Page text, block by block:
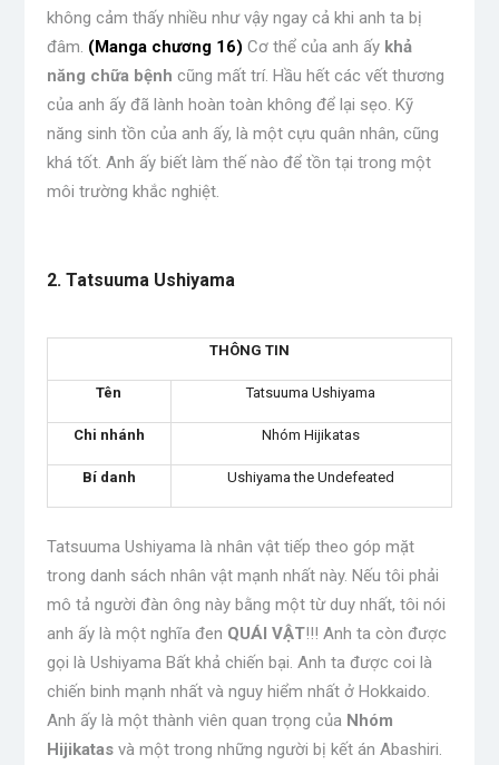
không cảm thấy nhiều như vậy ngay cả khi anh ta bị
đâm. (Manga chương 16) Cơ thể của anh ấy khả
năng chữa bệnh cũng mất trí. Hầu hết các vết thương
của anh ấy đã lành hoàn toàn không để lại sẹo. Kỹ
năng sinh tồn của anh ấy, là một cựu quân nhân, cũng
khá tốt. Anh ấy biết làm thế nào để tồn tại trong một
môi trường khắc nghiệt.
2. Tatsuuma Ushiyama
THÔNG TIN
Tên Tatsuuma Ushiyama
Chi nhánh Nhóm Hijikatas
Bí danh Ushiyama the Undefeated
Tatsuuma Ushiyama là nhân vật tiếp theo góp mặt
trong danh sách nhân vật mạnh nhất này. Nếu tôi phải
mô tả người đàn ông này bằng một từ duy nhất, tôi nói
anh ấy là một nghĩa đen QUÁI VẬT!!! Anh ta còn được
gọi là Ushiyama Bất khả chiến bại. Anh ta được coi là
chiến binh mạnh nhất và nguy hiểm nhất ở Hokkaido.
Anh ấy là một thành viên quan trọng của Nhóm
Hijikatasvà một trong những người bị kết án Abashiri.